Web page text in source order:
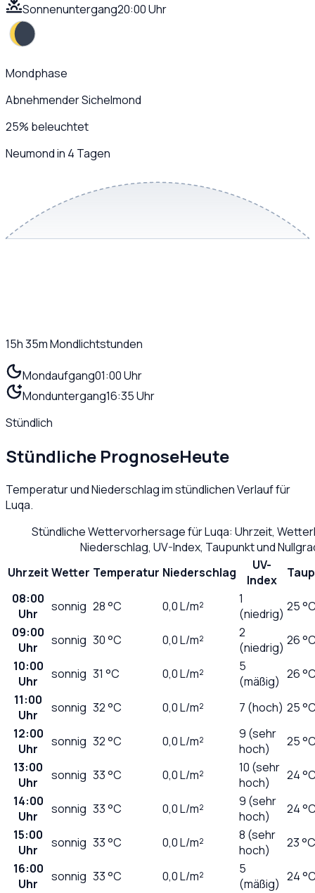
Sonnenuntergang20:00 Uhr
Mondphase
Abnehmender Sichelmond
25% beleuchtet
Neumond in 4 Tagen
15h 35mMondlichtstunden
Mondaufgang01:00 Uhr
Monduntergang16:35 Uhr
Stündlich
Stündliche PrognoseHeute
Temperatur und Niederschlag im stündlichen Verlauf für
Luqa.
Stündliche Wettervorhersage fürLuqa: Uhrzeit,
Niederschlag, UV-Index, Taupunkt und
UhrzeitWetter Temperatur Niederschlag
UV-
Index
08:00
Uhr
sonnig 28°C 0,0L/m²
1
(niedrig) 25
09:00
Uhr
sonnig 30°C 0,0L/m²
2
(niedrig) 26
10:00
Uhr
sonnig 31 °C 0,0L/m²
5
(mäßig) 26
11:00
Uhr
sonnig 32°C 0,0L/m² 7 (hoch) 25
12:00
Uhr
sonnig 32°C 0,0L/m²
9 (sehr
hoch)
25
13:00
Uhr
sonnig 33°C 0,0L/m²
10 (sehr
hoch)
24
14:00
Uhr
sonnig 33°C 0,0L/m²
9 (sehr
hoch)
24
15:00
Uhr
sonnig 33°C 0,0L/m²
8 (sehr
hoch)
23 °C
16:00
Uhr
sonnig 33°C 0,0L/m²
5
(mäßig) 24